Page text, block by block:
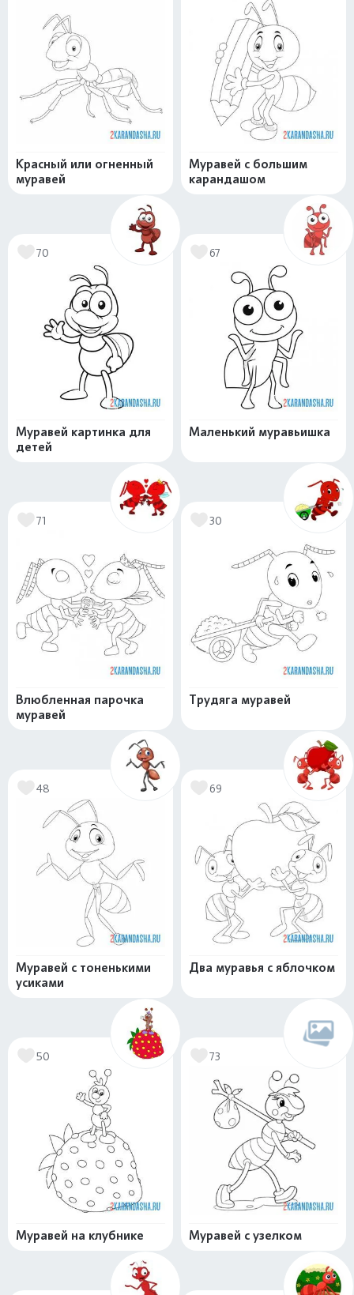
Красный или огненный
муравей
Муравей с большим
карандашом
70
Муравей картинка для
детей
67
Маленький муравьишка
71
Влюбленная парочка
муравей
30
Трудяга муравей
48
Муравей с тоненькими
усиками
69
Два муравья с яблочком
50
Муравей на клубнике
73
Муравей с узелком